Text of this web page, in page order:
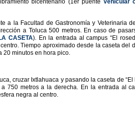
bicentenario (1er puente vehicular
a la Facultad de Gastronomía y Veterinaria
a Toluca 500 metros. En caso de
CASETA). En la entrada al campus “El
Tiempo aproximado desde la caseta del
20 minutos en hora pico.
cruzar Ixtlahuaca y pasando la caseta de
750 metros a la derecha. En la entrada al
negra al centro.